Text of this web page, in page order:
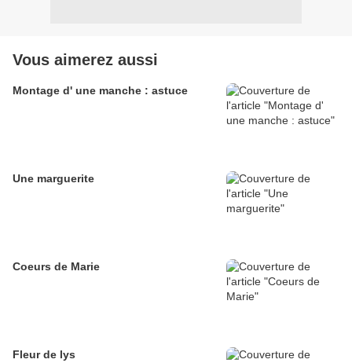
Vous aimerez aussi
Montage d' une manche : astuce
Une marguerite
Coeurs de Marie
Fleur de lys